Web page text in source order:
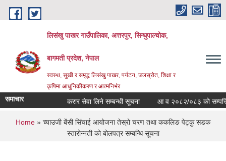
Skip to main content
लिसंखु पाखर गाउँपालिका, अत्तरपुर, सिन्धुपाल्चोक,
बागमती प्रदेश, नेपाल
स्वस्थ, सुखी र समृद्ध लिसंखु पाखर, पर्यटन, जलस्रोत, शिक्षा र
कृषिमा आधुनिकीकरण र आत्मनिर्भर
समाचार करार सेवा लिने सम्बन्धी सूचना आ व २०८२/०८३ काे सम्पत्ति
You are here
Home » च्याउजी बेंसी सिंचाई आयोजना तेस्रो चरण तथा ककलिङ पेट्कु सडक
स्तारोन्नती को बोलपत्र सम्बन्धि सूचना